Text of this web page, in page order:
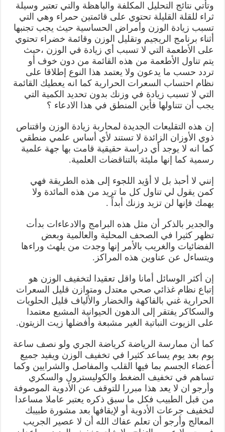
وتأتي نتائج التحليل المكلفة والباهظة والتي تعتبر وسيلة
ثراء للقلة القليلة تحتوي على قائمتين حمراء وهي التي
تسبب زيادة الوزن وأمراض الحساسية حيث يجب تجنبها
أثناء برنامج الريجيم وتقليل الوزن وقائمة خضراء تحتوي
على الأطعمة التي لا تسبب أي زيادة في الوزن ،حيث
يتم تناول الأطعمة من هذه القائمة من دون خوف أو
تردد حسب ما يدعون ولا يعتمد هذا النوع إطلاقا على
نظام احتساب السعرات الحرارية كما انه يعطيك القائمة
التي لا تسبب زيادة في وزنك بدون تحديد الكمية التي
يجب أن تتناولها فأين المنطق في هذا الادعاء ؟
إن هذه التقليعات الجديدة لمحاربة زيادة الوزن واقتناص
ذوي الأوزان الزائدة لا تستند لأي أساس علمي منطقي
كما انه لا يوجد أي دراسة حقيقية قامت بها جهة علمية
رسمية كما إنها مليئة بالتناقضات العلمية.
إنني لا أحبذ بل لا أؤيد اللجوء إلى هذه الطريقة فهي
كمن يقول لي تناول كل ما تريد من هذه المائدة ولا
يهمك فإنها لن تزيد وزنك أبداً .
والجدير بالذكر أن مثل هذه البرامج والادعاءات بدأت
تظهر كثيرا في الصحف المحلية والعالمية وبعض
الفضائيات والغريب بالأمر إنها وجدت من يلهث وراءها
ويتساءل عن عناوين هذه المراكز.
إن أكثر الوسائل أمانا واقل تعقيدا لتخفيف الوزن هو
إتباع نظام غذائي صحي معتدل ومتوازن قليل السعرات
الحرارية غني بالفاكهة والخضار والألياف قليل الحلويات
والسكاكر يفتقر إلى الدهون الحيوانية المشبع معتمدا
على الزيوت النباتية الغير مشبعة وأفضلها زيت الزيتون.
كما أن ممارسة الرياضة كرياضة الجري ولو نصف ساعة
يوم بعد يوم يساعد كثيرا في تخفيف الوزن ويفيد جميع
أعضاء الجسم بما فيها القلب والمفاصل والشرايين وكما
تساهم في تخفيف الضغط والكوليسترول والسكري
وأرجو ان لا يعد هذا مبررا للتوقف عن الأدوية الموصوفة
من قبل الطبيب فكل ما سبق ذكره يعتبر عاملا مساعدا
لتخفيف جرعات الأدوية أو لإيقافها بعد مشورة طبيبك
المعالج وأرجو أن تعلم عفاك الله أن لا عصير الجريب